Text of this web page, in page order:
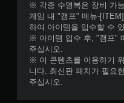
※ 각종 수영복은 장비 가
게임 내 "캠프" 메뉴-
하여 아이템을 입수할 수
※ 아이템 입수 후, "캠프"
주십시오.
※ 이 콘텐츠를 이용하기
니다. 최신판 패치가 필요
주십시오.